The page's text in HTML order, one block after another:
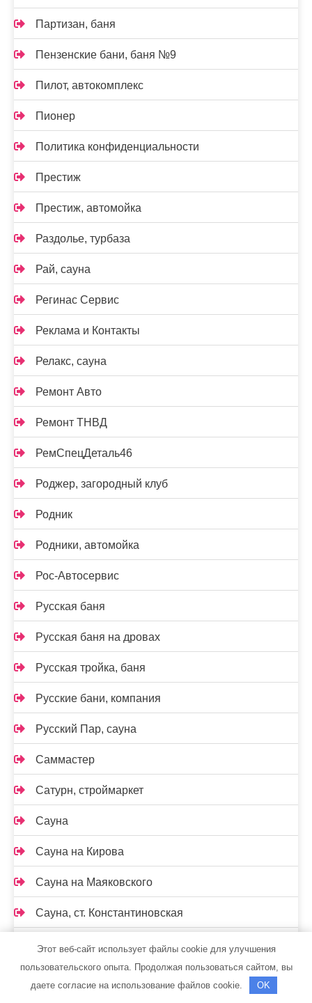
Партизан, баня
Пензенские бани, баня №9
Пилот, автокомплекс
Пионер
Политика конфиденциальности
Престиж
Престиж, автомойка
Раздолье, турбаза
Рай, сауна
Регинас Сервис
Реклама и Контакты
Релакс, сауна
Ремонт Авто
Ремонт ТНВД
РемСпецДеталь46
Роджер, загородный клуб
Родник
Родники, автомойка
Рос-Автосервис
Русская баня
Русская баня на дровах
Русская тройка, баня
Русские бани, компания
Русский Пар, сауна
Саммастер
Сатурн, строймаркет
Сауна
Сауна на Кирова
Сауна на Маяковского
Сауна, ст. Константиновская
Сафари, гостиница
Семь+Я
Этот веб-сайт использует файлы cookie для улучшения
пользовательского опыта. Продолжая пользоваться сайтом, вы
даете согласие на использование файлов cookie.
OK